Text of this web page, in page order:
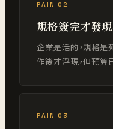
PAIN 02
規格簽完才發
企業是活的，規格是
作後才浮現，但預算
PAIN 03